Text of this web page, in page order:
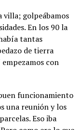
villa; golpeábamos
En los 90 la
tantas
de tierra
con
funcionamiento
una reunión y los
Eso iba